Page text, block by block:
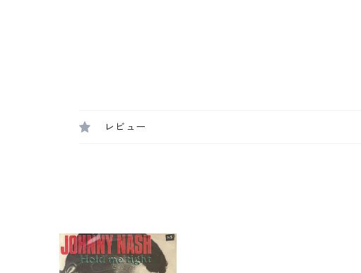
レビュー